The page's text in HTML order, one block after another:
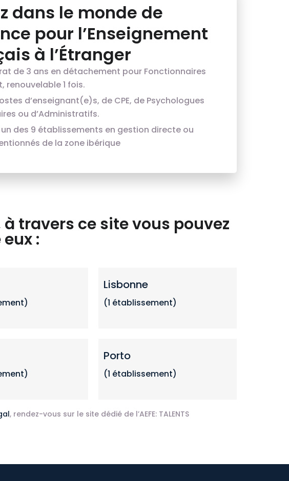
dans le monde de
pour l’Enseignement
à l’Étranger
de 3 ans en détachement pour Fonctionnaires
renouvelable 1 fois.
d’enseignant(e)s, de CPE, de Psychologues
ou d’Administratifs.
un des 9 établissements en gestion directe ou
de la zone ibérique
travers ce site vous pouvez
:
t)
Lisbonne
(1 établissement)
Porto
(1 établissement)
, rendez-vous sur le site dédié de l’AEFE: TALENTS